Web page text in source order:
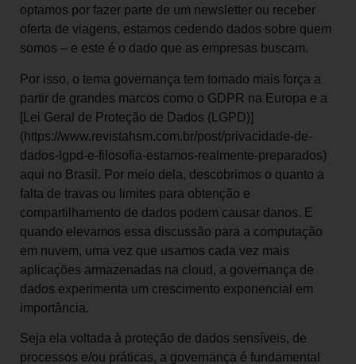
optamos por fazer parte de um newsletter ou receber
oferta de viagens, estamos cedendo dados sobre quem
somos – e este é o dado que as empresas buscam.
Por isso, o tema governança tem tomado mais força a
partir de grandes marcos como o GDPR na Europa e a
[Lei Geral de Proteção de Dados (LGPD)]
(https://www.revistahsm.com.br/post/privacidade-de-
dados-lgpd-e-filosofia-estamos-realmente-preparados)
aqui no Brasil. Por meio dela, descobrimos o quanto a
falta de travas ou limites para obtenção e
compartilhamento de dados podem causar danos. E
quando elevamos essa discussão para a computação
em nuvem, uma vez que usamos cada vez mais
aplicações armazenadas na cloud, a governança de
dados experimenta um crescimento exponencial em
importância.
Seja ela voltada à proteção de dados sensíveis, de
processos e/ou práticas, a governança é fundamental